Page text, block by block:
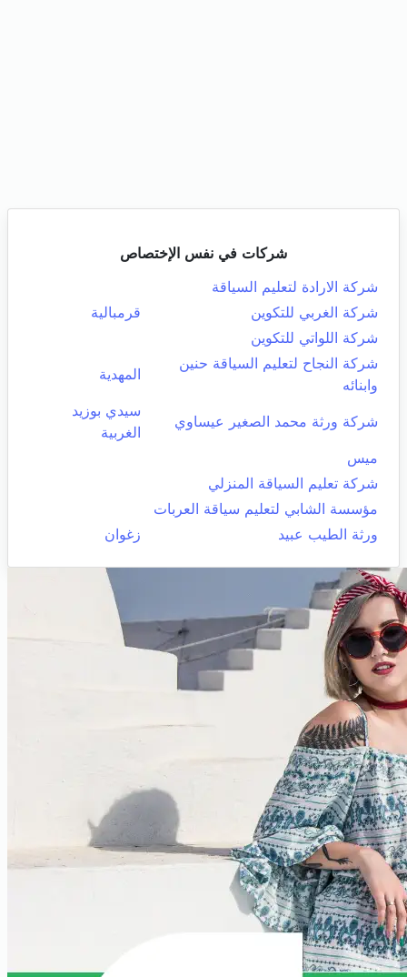
شركات في نفس الإختصاص
شركة الارادة لتعليم السياقة
شركة الغربي للتكوين
قرمبالية
شركة اللواتي للتكوين
شركة النجاح لتعليم السياقة حنين
وابنائه
المهدية
شركة ورثة محمد الصغير عيساوي
سيدي بوزيد
الغربية
ميس
شركة تعليم السياقة المنزلي
مؤسسة الشابي لتعليم سياقة العربات
ورثة الطيب عبيد
زغوان